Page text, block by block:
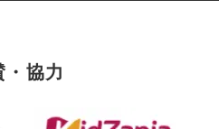
・協力